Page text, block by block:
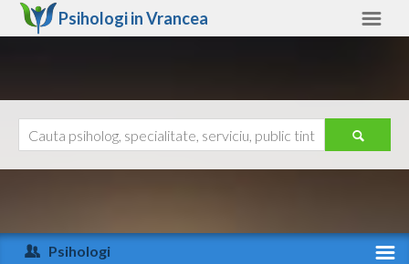
Psihologi inVrancea
Arad
Ajutor
Psihologi